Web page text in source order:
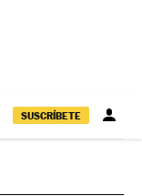
SUSCRÍBETE